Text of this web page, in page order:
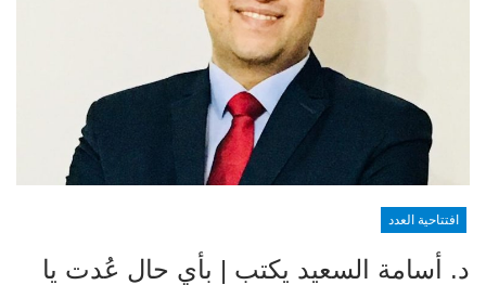
افتتاحية العدد
د. أسامة السعيد يكتب | بأي حال عُدت يا